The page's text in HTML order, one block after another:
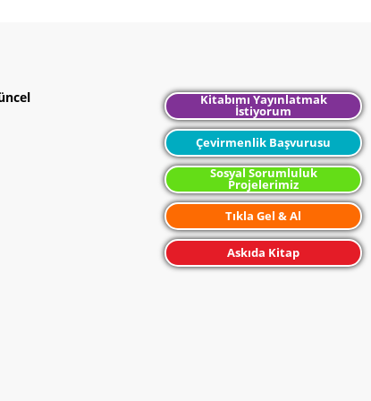
Kitabımı Yayınlatmak
İstiyorum
Çevirmenlik Başvurusu
Sosyal Sorumluluk
Projelerimiz
Tıkla Gel & Al
Askıda Kitap